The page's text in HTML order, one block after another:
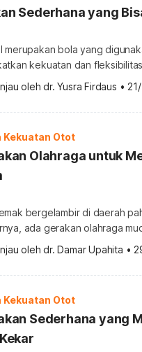
Sederhana yang
merupakan bola yang
kekuatan dan
sudah populer dan mudah
tersebut? Segudang gerakan
M.D kepada
oleh dr. Yusra Firdaus •
Kekuatan Otot
Olahraga untuk
bergelambir di daerah
ada gerakan olahraga
harus ke gym kok. Yuk,
paha bagian dalam.
ada cara yang sehat bia
oleh dr. Damar Upahita •
Kekuatan Otot
Sederhana yang